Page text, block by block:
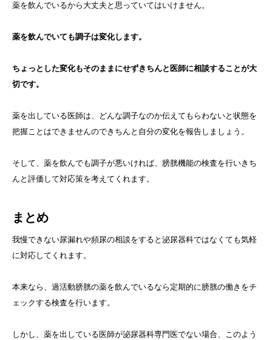
薬を飲んでいるから大丈夫と思っていてはいけません。
薬を飲んでいても調子は変化します。
ちょっとした変化もそのままにせずきちんと医師に相談することが大
切です。
薬を出している医師は、どんな調子なのか伝えてもらわないと状態を
把握ことはできませんのできちんと自分の変化を報告しましょう。
そして、薬を飲んでも調子が悪いければ、膀胱機能の検査を行いきち
んと評価して対応策を考えてくれます。
まとめ
我慢できない尿漏れや頻尿の相談をすると泌尿器科ではなくても気軽
に対応してくれます。
本来なら、過活動膀胱の薬を飲んでいるなら定期的に膀胱の働きをチ
ェックする検査を行います。
しかし、薬を出している医師が泌尿器科専門医でない場合、このよう